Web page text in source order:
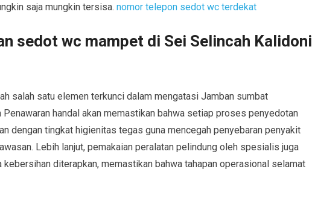
saja mungkin tersisa. nomor telepon sedot wc terdekat
sedot wc mampet di Sei Selincah Kalidoni
salah satu elemen terkunci dalam mengatasi Jamban sumbat
handal akan memastikan bahwa setiap proses penyedotan
dengan tingkat higienitas tegas guna mencegah penyebaran penyakit
Lebih lanjut, pemakaian peralatan pelindung oleh spesialis juga
diterapkan, memastikan bahwa tahapan operasional selamat